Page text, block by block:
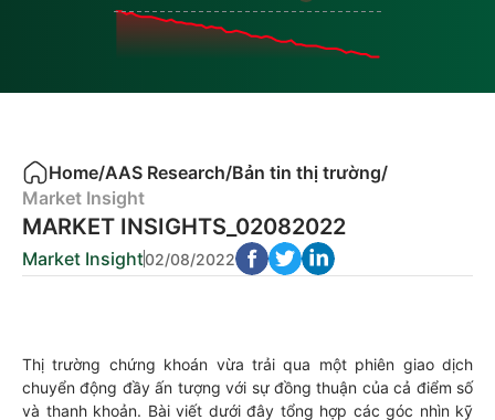
Home/AAS Research/Bản tin thị trường/
Market Insight
MARKET INSIGHTS_02082022
Market Insight02/08/2022
Thị trường chứng khoán vừa trải qua một phiên giao dịch
chuyển động đầy ấn tượng với sự đồng thuận của cả điểm số
và thanh khoản. Bài viết dưới đây tổng hợp các góc nhìn kỹ